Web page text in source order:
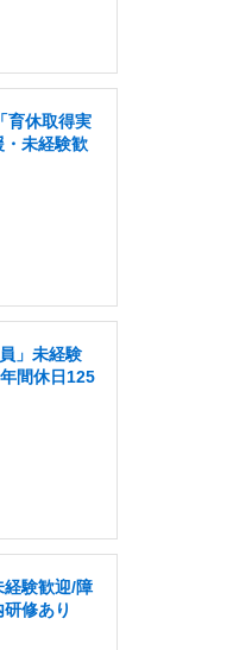
育休取得実
・未経験歓
」未経験
間休日125
経験歓迎/障
修あり